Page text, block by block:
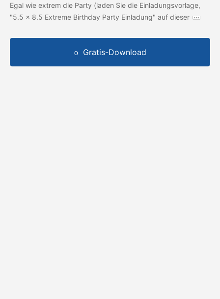
Egal wie extrem die Party (laden Sie die Einladungsvorlage,
"5.5 x 8.5 Extreme Birthday Party Einladung" auf dieser
Gratis-Download